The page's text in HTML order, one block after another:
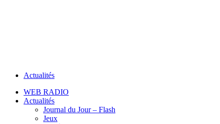
Actualités
WEB RADIO
Actualités
Journal du Jour – Flash
Jeux